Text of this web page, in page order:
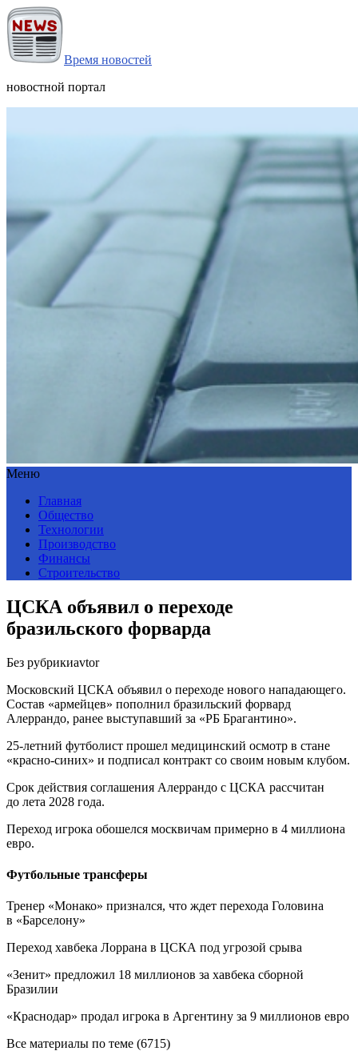
Время новостей
новостной портал
Меню
Главная
Общество
Технологии
Производство
Финансы
Строительство
ЦСКА объявил о переходе
бразильского форварда
Без рубрикиavtor
Московский ЦСКА объявил о переходе нового нападающего.
Состав «армейцев» пополнил бразильский форвард
Алеррандо, ранее выступавший за «РБ Брагантино».
25-летний футболист прошел медицинский осмотр в стане
«красно-синих» и подписал контракт со своим новым клубом.
Срок действия соглашения Алеррандо с ЦСКА рассчитан
до лета 2028 года.
Переход игрока обошелся москвичам примерно в 4 миллиона
евро.
Футбольные трансферы
Тренер «Монако» признался, что ждет перехода Головина
в «Барселону»
Переход хавбека Лоррана в ЦСКА под угрозой срыва
«Зенит» предложил 18 миллионов за хавбека сборной
Бразилии
«Краснодар» продал игрока в Аргентину за 9 миллионов евро
Все материалы по теме (6715)